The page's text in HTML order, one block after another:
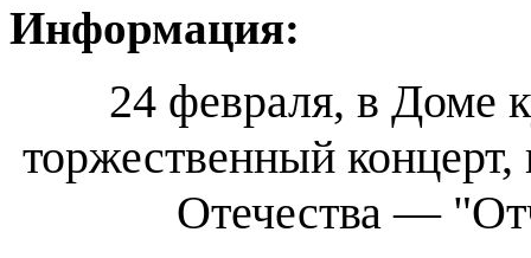
Информация:
24 февраля, в Доме
торжественный
Отечества —